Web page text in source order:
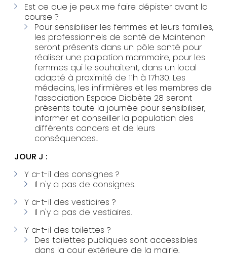
Est ce que je peux me faire dépister avant la
course ?
Pour sensibiliser les femmes et leurs familles,
les professionnels de santé de Maintenon
seront présents dans un pôle santé pour
réaliser une palpation mammaire, pour les
femmes qui le souhaitent, dans un local
adapté à proximité de 11h à 17h30. Les
médecins, les infirmières et les membres de
l’association Espace Diabète 28 seront
présents toute la journée pour sensibiliser,
informer et conseiller la population des
différents cancers et de leurs
conséquences..
JOUR J :
Y a-t-il des consignes ?
Il n'y a pas de consignes.
Y a-t-il des vestiaires ?
Il n'y a pas de vestiaires.
Y a-t-il des toilettes ?
Des toilettes publiques sont accessibles
dans la cour extérieure de la mairie.